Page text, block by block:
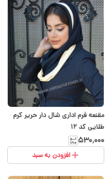
مقنعه فرم اداری شال دار حریر کرم
طلایی کد 12
۵۳۰٬۰۰۰
افزودن به سبد